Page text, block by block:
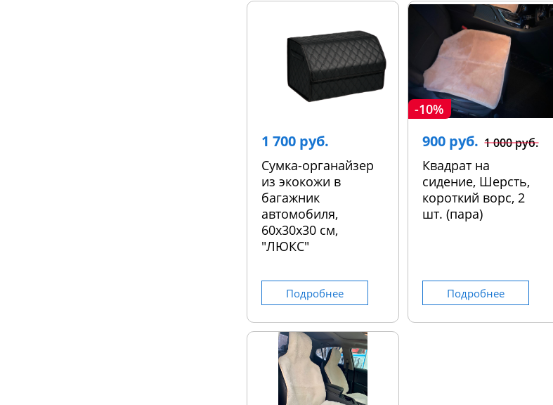
1 700 руб.
Сумка-органайзер
из экокожи в
багажник
автомобиля,
60х30х30 см,
"ЛЮКС"
Подробнее
-10%
900 руб. 1 000 руб.
Квадрат на
сидение, Шерсть,
короткий ворс, 2
шт. (пара)
Подробнее